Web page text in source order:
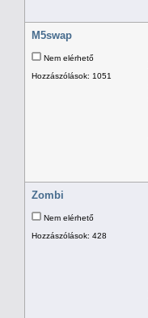
M5swap
Nem elérhető
Hozzászólások: 1051
Zombi
Nem elérhető
Hozzászólások: 428